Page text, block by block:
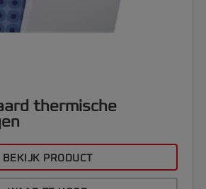
thermische
BEKIJK PRODUCT